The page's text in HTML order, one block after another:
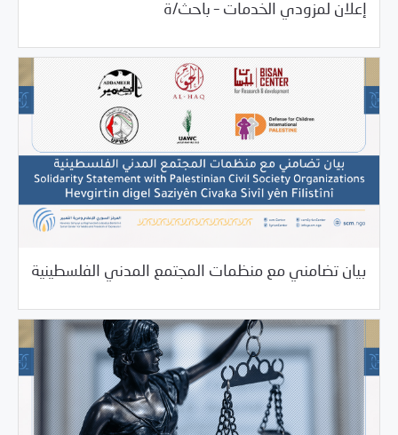
إعلان لمزودي الخدمات – باحث/ة
بيان تضامني مع منظمات المجتمع المدني الفلسطينية